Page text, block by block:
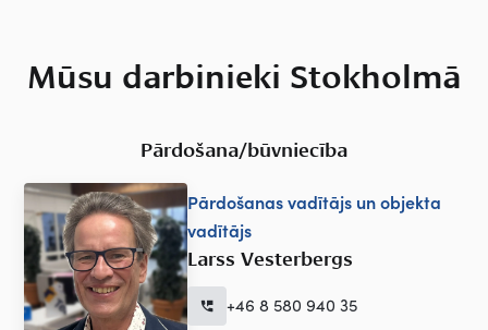
Mūsu darbinieki Stokholmā
Pārdošana/būvniecība
Pārdošanas vadītājs un objekta
vadītājs
Larss Vesterbergs
+46 8 580 940 35